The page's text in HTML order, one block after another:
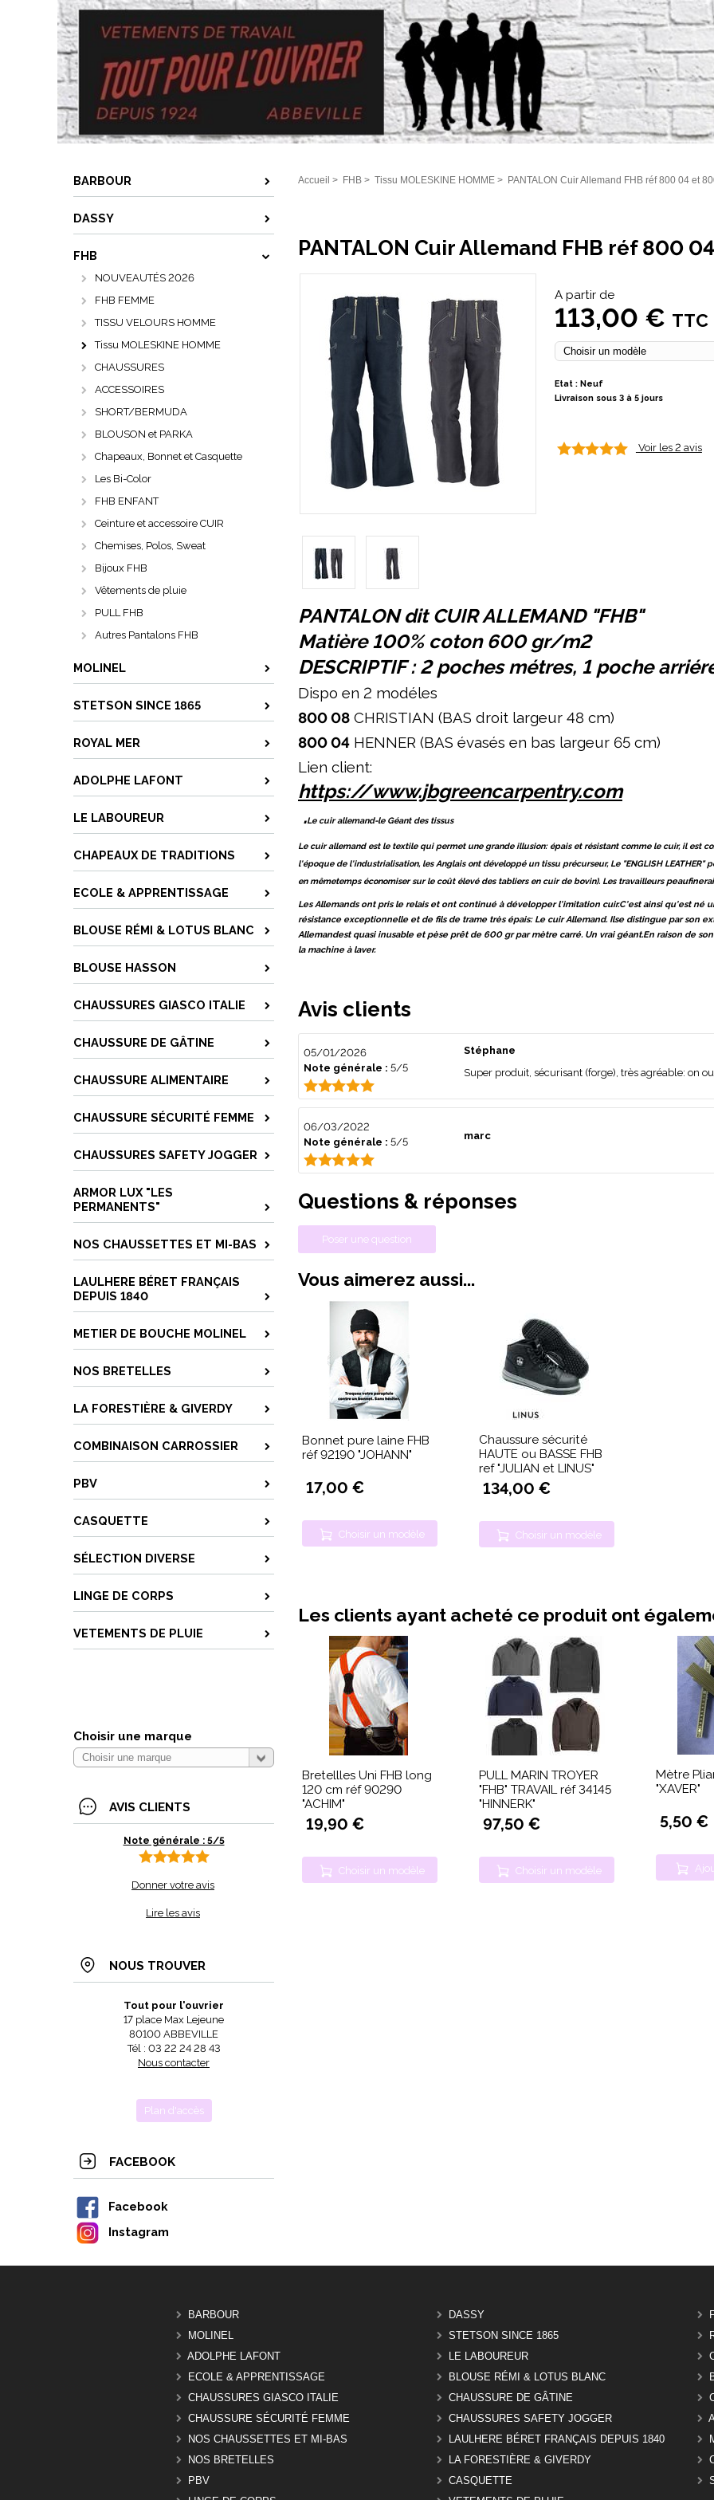
BARBOUR
DASSY
FHB
NOUVEAUTÉS 2026
FHB FEMME
TISSU VELOURS HOMME
Tissu MOLESKINE HOMME
CHAUSSURES
ACCESSOIRES
SHORT/BERMUDA
BLOUSON et PARKA
Chapeaux, Bonnet et Casquette
Les Bi-Color
FHB ENFANT
Ceinture et accessoire CUIR
Chemises, Polos, Sweat
Bijoux FHB
Vêtements de pluie
PULL FHB
Autres Pantalons FHB
MOLINEL
STETSON SINCE 1865
ROYAL MER
ADOLPHE LAFONT
LE LABOUREUR
CHAPEAUX DE TRADITIONS
ECOLE & APPRENTISSAGE
BLOUSE RÉMI & LOTUS BLANC
BLOUSE HASSON
CHAUSSURES GIASCO ITALIE
CHAUSSURE DE GÂTINE
CHAUSSURE ALIMENTAIRE
CHAUSSURE SÉCURITÉ FEMME
CHAUSSURES SAFETY JOGGER
ARMOR LUX "LES
PERMANENTS"
NOS CHAUSSETTES ET MI-BAS
LAULHERE BÉRET FRANÇAIS
DEPUIS 1840
METIER DE BOUCHE MOLINEL
NOS BRETELLES
LA FORESTIÈRE & GIVERDY
COMBINAISON CARROSSIER
PBV
CASQUETTE
SÉLECTION DIVERSE
LINGE DE CORPS
VETEMENTS DE PLUIE
Choisir une marque
AVIS CLIENTS
Note générale : 5/5
Donner votre avis
Lire les avis
NOUS TROUVER
Tout pour l'ouvrier
17 place Max Lejeune
80100 ABBEVILLE
Tél : 03 22 24 28 43
Nous contacter
Plan d'accès
FACEBOOK
Facebook
Instagram
Accueil > FHB > Tissu MOLESKINE HOMME > PANTALON Cuir Allemand FHB réf 800 04 et
PANTALON Cuir Allemand FHB réf 800
A partir de
113,00 € TTC
Etat : Neuf
Livraison sous 3 à 5 jours
Voir les 2 avis
PANTALON dit CUIR ALLEMAND "FHB"
Matière 100% coton 600 gr/m2
DESCRIPTIF : 2 poches métres, 1 poche
Dispo en 2 modéles
800 08 CHRISTIAN (BAS droit largeur 48 cm)
800 04 HENNER (BAS évasés en bas largeur 65 cm)
Lien client:
https://www.jbgreencarpentry.com
.Le cuir allemand-le Géant des tissus
Le cuir allemand est le textile qui permet une grande illusion: épais et résistant comme le cuir, il est
l'époque de l'industrialisation, les Anglais ont développé un tissu précurseur, Le "ENGLISH
en mêmetemps économiser sur le coût élevé des tabliers en cuir de bovin). Les travailleurs
Les Allemands ont pris le relais et ont continué à développer l'imitation cuir.C'est ainsi qu'est né
résistance exceptionnelle et de fils de trame très épais: Le cuir Allemand. Ilse distingue par son
Allemandest quasi inusable et pèse prêt de 600 gr par mètre carré. Un vrai géant.En raison de
la machine à laver.
Avis clients
05/01/2026
Note générale : 5/5
Stéphane
Super produit, sécurisant (forge), très agréable: on
06/03/2022
Note générale : 5/5
marc
Questions & réponses
Poser une question
Vous aimerez aussi...
Bonnet pure laine FHB
réf 92190 "JOHANN"
17,00 €
Choisir un modèle
Chaussure sécurité
HAUTE ou BASSE FHB
ref "JULIAN et LINUS"
134,00 €
Choisir un modèle
Les clients ayant acheté ce produit ont
Bretellles Uni FHB long
120 cm réf 90290
"ACHIM"
19,90 €
Choisir un modèle
PULL MARIN TROYER
"FHB" TRAVAIL réf 34145
"HINNERK"
97,50 €
Choisir un modèle
Mètre
"XAVER"
5,50 €
BARBOUR DASSY
MOLINEL
STETSON SINCE 1865
ADOLPHE LAFONT
LE LABOUREUR
ECOLE & APPRENTISSAGE
BLOUSE RÉMI & LOTUS BLANC
CHAUSSURES GIASCO ITALIE
CHAUSSURE DE GÂTINE
CHAUSSURE SÉCURITÉ FEMME
CHAUSSURES SAFETY JOGGER
NOS CHAUSSETTES ET MI-BAS
LAULHERE BÉRET FRANÇAIS DEPUIS 1840
NOS BRETELLES
LA FORESTIÈRE & GIVERDY
PBV
CASQUETTE